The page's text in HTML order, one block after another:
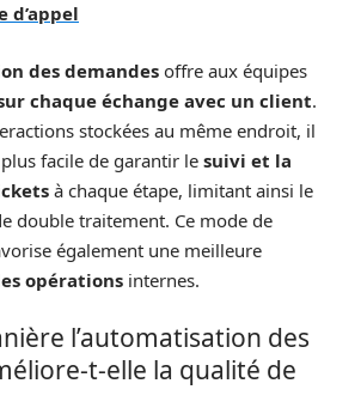
d’appel
des demandes offre aux équipes
chaque échange avec un client.
stockées au même endroit, il
facile de garantir le suivi et la
à chaque étape, limitant ainsi le
double traitement. Ce mode de
également une meilleure
opérations internes.
l’automatisation des
t-elle la qualité de